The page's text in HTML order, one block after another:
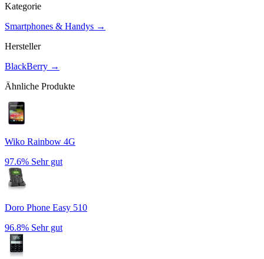
Kategorie
Smartphones & Handys →
Hersteller
BlackBerry →
Ähnliche Produkte
Wiko Rainbow 4G
97.6% Sehr gut
Doro Phone Easy 510
96.8% Sehr gut